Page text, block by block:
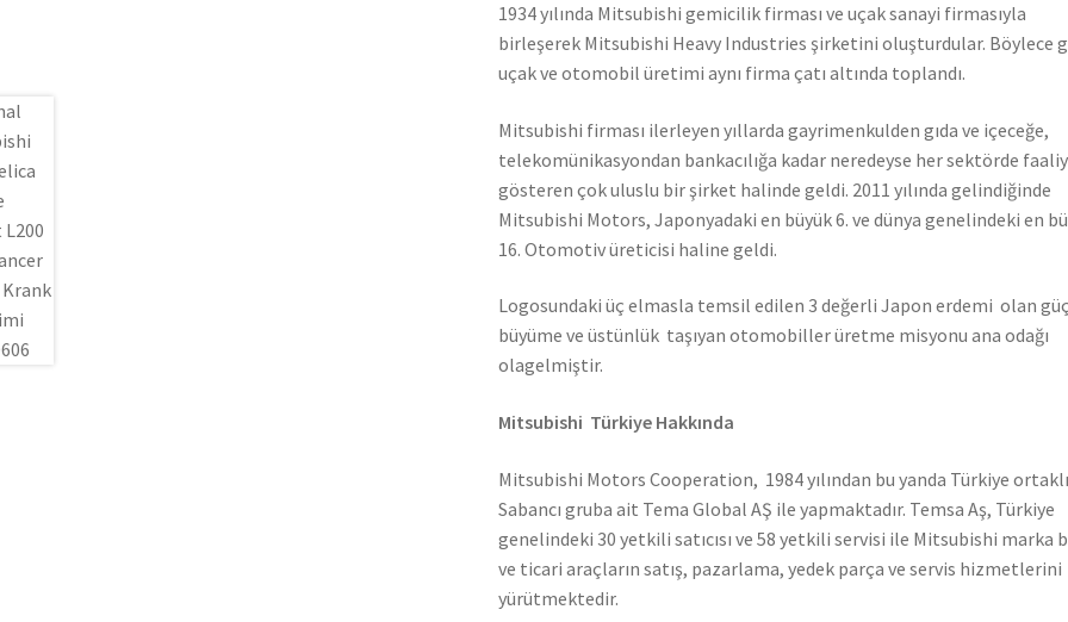
1934 yılında Mitsubishi gemicilik firması ve uçak sanayi firmasıyla
birleşerek Mitsubishi Heavy Industries şirketini oluşturdular. Böylece
uçak ve otomobil üretimi aynı firma çatı altında toplandı.
Mitsubishi firması ilerleyen yıllarda gayrimenkulden gıda ve içeceğe,
telekomünikasyondan bankacılığa kadar neredeyse her sektörde
gösteren çok uluslu bir şirket halinde geldi. 2011 yılında gelindiğinde
Mitsubishi Motors, Japonyadaki en büyük 6. ve dünya genelindeki en
16. Otomotiv üreticisi haline geldi.
Logosundaki üç elmasla temsil edilen 3 değerli Japon erdemi olan
büyüme ve üstünlük taşıyan otomobiller üretme misyonu ana odağı
olagelmiştir.
Mitsubishi Türkiye Hakkında
Mitsubishi Motors Cooperation, 1984 yılından bu yanda Türkiye
Sabancı gruba ait Tema Global AŞ ile yapmaktadır. Temsa Aş, Türkiye
genelindeki 30 yetkili satıcısı ve 58 yetkili servisi ile Mitsubishi marka
ve ticari araçların satış, pazarlama, yedek parça ve servis hizmetlerini
yürütmektedir.